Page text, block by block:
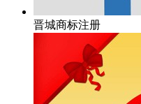
晋城商标注册